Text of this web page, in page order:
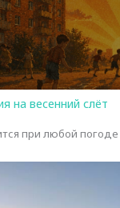
на весенний слёт
при любой